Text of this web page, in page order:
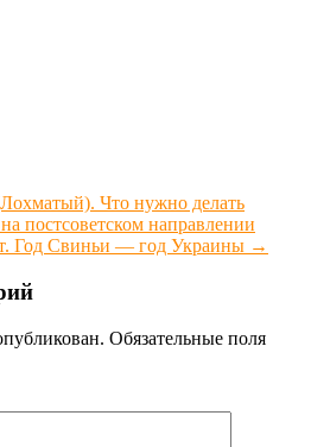
Что нужно делать
постсоветском направлении
Год Свиньи — год Украины →
Обязательные поля